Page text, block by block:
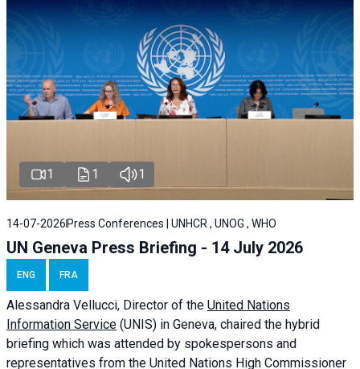
1 1 1
14-07-2026 Press Conferences | UNHCR , UNOG , WHO
UN Geneva Press Briefing - 14 July 2026
ENG FRA
Alessandra Vellucci, Director of the United Nations
Information Service (UNIS) in Geneva, chaired the hybrid
briefing which was attended by spokespersons and
representatives from the United Nations High Commissioner